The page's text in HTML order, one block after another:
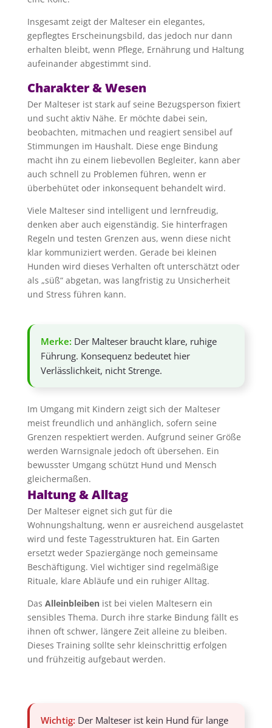
Insgesamt zeigt der Malteser ein elegantes,
gepflegtes Erscheinungsbild, das jedoch nur dann
erhalten bleibt, wenn Pflege, Ernährung und Haltung
aufeinander abgestimmt sind.
Charakter & Wesen
Der Malteser ist stark auf seine Bezugsperson fixiert
und sucht aktiv Nähe. Er möchte dabei sein,
beobachten, mitmachen und reagiert sensibel auf
Stimmungen im Haushalt. Diese enge Bindung
macht ihn zu einem liebevollen Begleiter, kann aber
auch schnell zu Problemen führen, wenn er
überbehütet oder inkonsequent behandelt wird.
Viele Malteser sind intelligent und lernfreudig,
denken aber auch eigenständig. Sie hinterfragen
Regeln und testen Grenzen aus, wenn diese nicht
klar kommuniziert werden. Gerade bei kleinen
Hunden wird dieses Verhalten oft unterschätzt oder
als „süß“ abgetan, was langfristig zu Unsicherheit
und Stress führen kann.
Merke: Der Malteser braucht klare, ruhige
Führung. Konsequenz bedeutet hier
Verlässlichkeit, nicht Strenge.
Im Umgang mit Kindern zeigt sich der Malteser
meist freundlich und anhänglich, sofern seine
Grenzen respektiert werden. Aufgrund seiner Größe
werden Warnsignale jedoch oft übersehen. Ein
bewusster Umgang schützt Hund und Mensch
gleichermaßen.
Haltung & Alltag
Der Malteser eignet sich gut für die
Wohnungshaltung, wenn er ausreichend ausgelastet
wird und feste Tagesstrukturen hat. Ein Garten
ersetzt weder Spaziergänge noch gemeinsame
Beschäftigung. Viel wichtiger sind regelmäßige
Rituale, klare Abläufe und ein ruhiger Alltag.
Das Alleinbleibenist bei vielen Maltesern ein
sensibles Thema. Durch ihre starke Bindung fällt es
ihnen oft schwer, längere Zeit alleine zu bleiben.
Dieses Training sollte sehr kleinschrittig erfolgen
und frühzeitig aufgebaut werden.
Wichtig: Der Malteser ist kein Hund für lange